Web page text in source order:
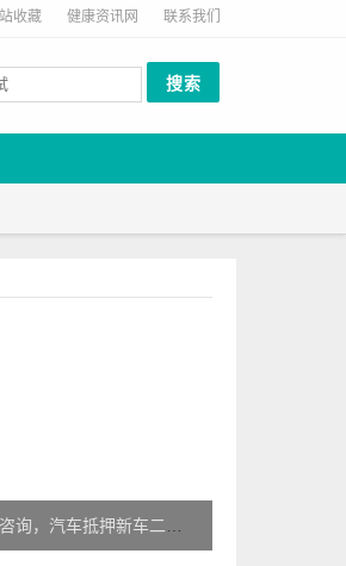
收藏 健康资讯网 联系我们